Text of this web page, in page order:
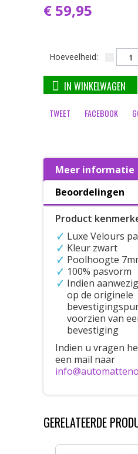
€ 59,95
Hoeveelheid:
IN WINKELWAGEN
TWEET FACEBOOK
Meer informatie
Beoordelingen
Product
Luxe Velours
Kleur zwart
Poolhoogte
100% pasvorm
Indien
op de originele
voorzien van
bevestiging
Indien u vragen
een mail naar
GERELATEERDE